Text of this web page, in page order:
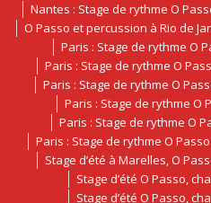
Nantes : Stage de rythme O
O Passo et percussion à Rio de
Paris : Stage de rythme O
Paris : Stage de rythme O
Paris : Stage de rythme O
Paris : Stage de rythme O
Paris : Stage de rythme O
Paris : Stage de rythme O
Stage d’été à Marelles, O
Stage d’été O Passo,
Stage d’été O Passo,